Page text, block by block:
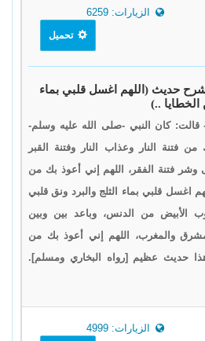
الزيارات: 6259
تحميل
القلبية 35، شرح حديث (اللهم اغسل قلبي بماء
الخطايا ..)
كان النبي -صلى الله عليه وسلم-
فتنة النار وعذاب النار وفتنة القبر
وشر فتنة الفقر، اللهم إني أعوذ بك من
اغسل قلبي بماء الثلج والبرد ونق قلبي
الأبيض من الدنس، وباعد بين وبين
والمغرب، اللهم إني أعوذ بك من
حديث عظيم [رواه البخاري ومسلم].
الزيارات: 4999